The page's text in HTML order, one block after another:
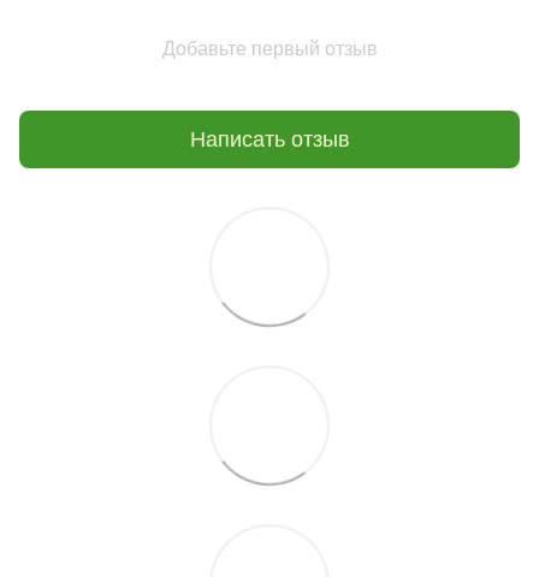
Добавьте первый отзыв
Написать отзыв